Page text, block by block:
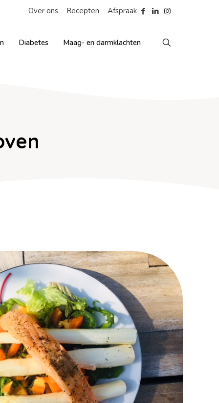
Over ons Recepten Afspraak
Diabetes Maag- en darmklachten